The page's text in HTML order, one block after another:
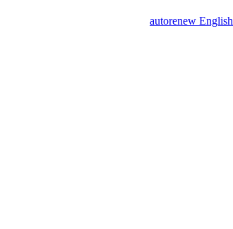
autorenew English